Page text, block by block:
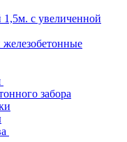
с увеличенной
забора